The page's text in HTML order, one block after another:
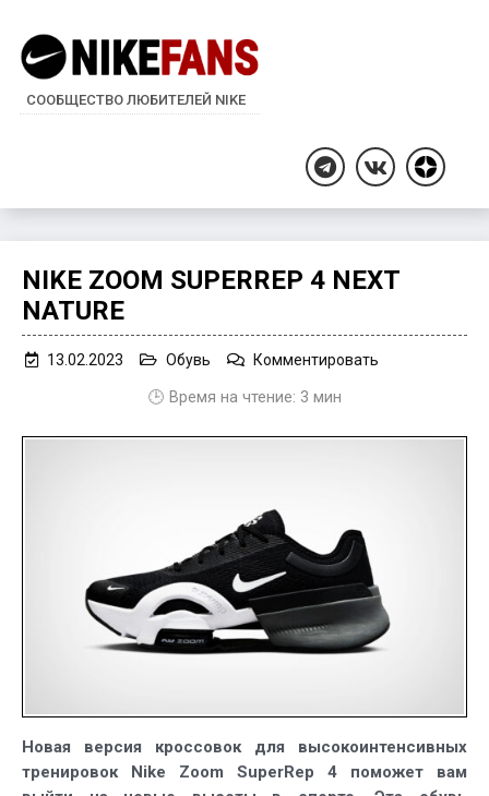
СООБЩЕСТВО ЛЮБИТЕЛЕЙ NIKE
TelegramВКонтакте
Дзен
NIKE ZOOM SUPERREP 4 NEXT
NATURE
13.02.2023 Обувь Комментировать
🕒 Время на чтение: 3 мин
Новая версия кроссовок для высокоинтенсивных
тренировок Nike Zoom SuperRep 4 поможет вам